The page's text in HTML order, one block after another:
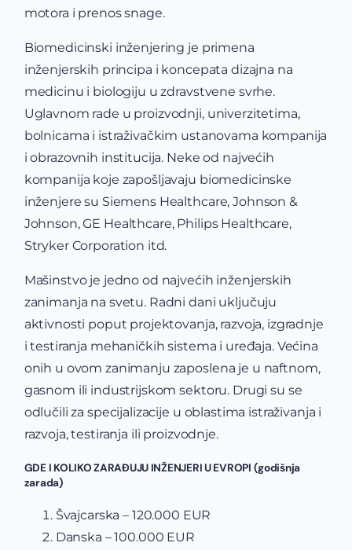
motora i prenos snage.
Biomedicinski inženjering je primena
inženjerskih principa i koncepata dizajna na
medicinu i biologiju u zdravstvene svrhe.
Uglavnom rade u proizvodnji, univerzitetima,
bolnicama i istraživačkim ustanovama kompanija
i obrazovnih institucija. Neke od najvećih
kompanija koje zapošljavaju biomedicinske
inženjere su Siemens Healthcare, Johnson &
Johnson, GE Healthcare, Philips Healthcare,
Stryker Corporation itd.
Mašinstvo je jedno od najvećih inženjerskih
zanimanja na svetu. Radni dani uključuju
aktivnosti poput projektovanja, razvoja, izgradnje
i testiranja mehaničkih sistema i uređaja. Većina
onih u ovom zanimanju zaposlena je u naftnom,
gasnom ili industrijskom sektoru. Drugi su se
odlučili za specijalizacije u oblastima istraživanja i
razvoja, testiranja ili proizvodnje.
GDE I KOLIKO ZARAĐUJU INŽENJERI U EVROPI (godišnja
zarada)
Švajcarska – 120.000 EUR
Danska – 100.000 EUR